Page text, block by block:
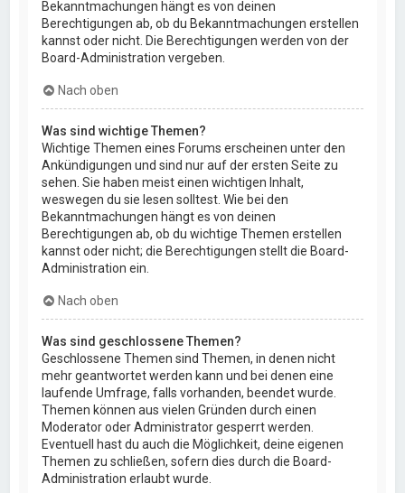
Bekanntmachungen hängt es von deinen
Berechtigungen ab, ob du Bekanntmachungen erstellen
kannst oder nicht. Die Berechtigungen werden von der
Board-Administration vergeben.
Nach oben
Was sind wichtige Themen?
Wichtige Themen eines Forums erscheinen unter den
Ankündigungen und sind nur auf der ersten Seite zu
sehen. Sie haben meist einen wichtigen Inhalt,
weswegen du sie lesen solltest. Wie bei den
Bekanntmachungen hängt es von deinen
Berechtigungen ab, ob du wichtige Themen erstellen
kannst oder nicht; die Berechtigungen stellt die Board-
Administration ein.
Nach oben
Was sind geschlossene Themen?
Geschlossene Themen sind Themen, in denen nicht
mehr geantwortet werden kann und bei denen eine
laufende Umfrage, falls vorhanden, beendet wurde.
Themen können aus vielen Gründen durch einen
Moderator oder Administrator gesperrt werden.
Eventuell hast du auch die Möglichkeit, deine eigenen
Themen zu schließen, sofern dies durch die Board-
Administration erlaubt wurde.